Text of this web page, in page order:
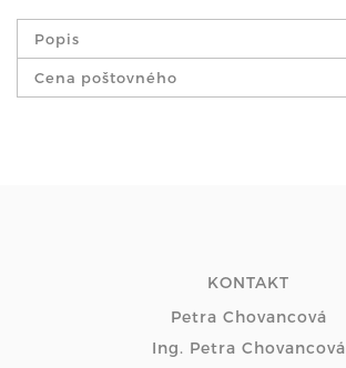
Popis
Cena poštovného
KONTAKT
Petra Chovancová
Ing. Petra Chovancová